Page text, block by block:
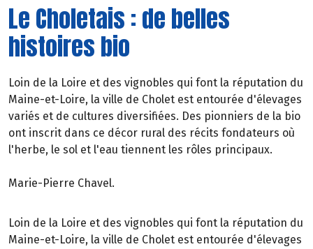
Le Choletais : de belles
histoires bio
Loin de la Loire et des vignobles qui font la réputation du
Maine-et-Loire, la ville de Cholet est entourée d'élevages
variés et de cultures diversifiées. Des pionniers de la bio
ont inscrit dans ce décor rural des récits fondateurs où
l'herbe, le sol et l'eau tiennent les rôles principaux.
Marie-Pierre Chavel.
Loin de la Loire et des vignobles qui font la réputation du
Maine-et-Loire, la ville de Cholet est entourée d'élevages